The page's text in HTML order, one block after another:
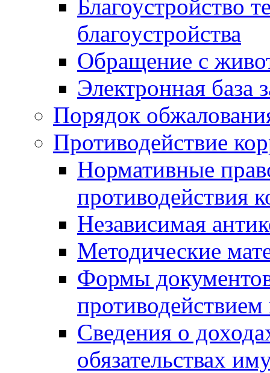
Благоустройство
благоустройства
Обращение с
Электронная база
Порядок
Противодействие
Нормативные
противодействия
Независимая
Методические
Формы
Сведения о
обязательствах